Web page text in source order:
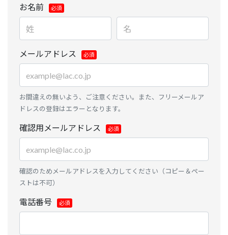
お名前
メールアドレス
お間違えの無いよう、ご注意ください。また、フリーメールア
ドレスの登録はエラーとなります。
確認用メールアドレス
確認のためメールアドレスを入力してください（コピー＆ペー
ストは不可）
電話番号